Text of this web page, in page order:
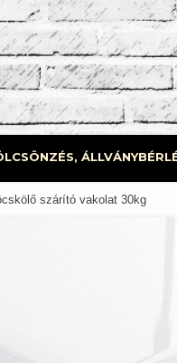
szárító vakolat 30kg